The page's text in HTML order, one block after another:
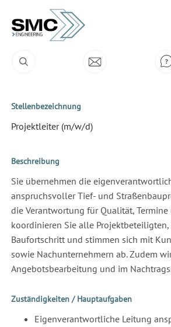
Stellenbezeichnung
Projektleiter (m/w/d)
Beschreibung
Sie übernehmen die
anspruchsvoller Tief- und
die Verantwortung für Qualität, Termine
koordinieren Sie alle Projektbeteiligten,
Baufortschritt und stimmen sich mit
sowie Nachunternehmern ab. Zudem
Angebotsbearbeitung und im
Zuständigkeiten / Hauptaufgaben
Eigenverantwortliche Leitung